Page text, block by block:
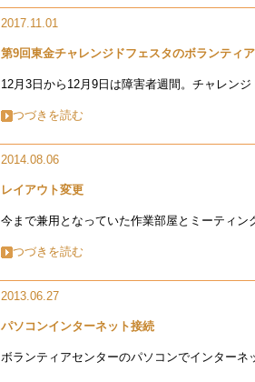
2017.11.01
第9回東金チャレンジドフェスタのボランティ
12月3日から12月9日は障害者週間。チャレン
つづきを読む
2014.08.06
レイアウト変更
今まで兼用となっていた作業部屋とミーティン
つづきを読む
2013.06.27
パソコンインターネット接続
ボランティアセンターのパソコンでインターネ